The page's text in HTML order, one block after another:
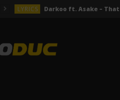
LYRICS
ACTUALITÉS